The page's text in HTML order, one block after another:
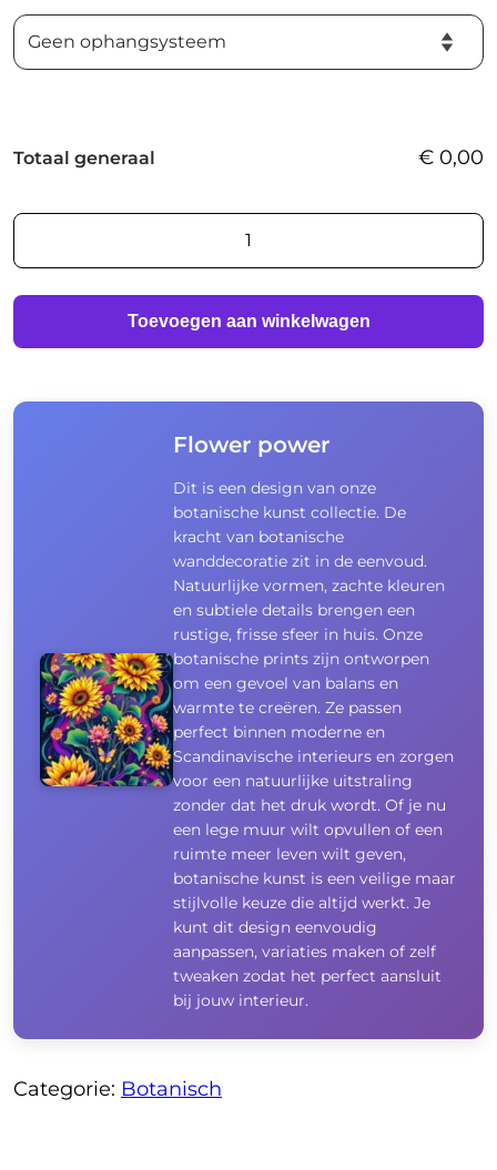
Totaal generaal € 0,00
Flower
power
Toevoegen aan winkelwagen
Flower power
Dit is een design van onze
botanische kunst collectie. De
kracht van botanische
wanddecoratie zit in de eenvoud.
Natuurlijke vormen, zachte kleuren
en subtiele details brengen een
rustige, frisse sfeer in huis. Onze
botanische prints zijn ontworpen
om een gevoel van balans en
warmte te creëren. Ze passen
perfect binnen moderne en
Scandinavische interieurs en zorgen
voor een natuurlijke uitstraling
zonder dat het druk wordt. Of je nu
een lege muur wilt opvullen of een
ruimte meer leven wilt geven,
botanische kunst is een veilige maar
stijlvolle keuze die altijd werkt. Je
kunt dit design eenvoudig
aanpassen, variaties maken of zelf
tweaken zodat het perfect aansluit
bij jouw interieur.
Categorie: Botanisch